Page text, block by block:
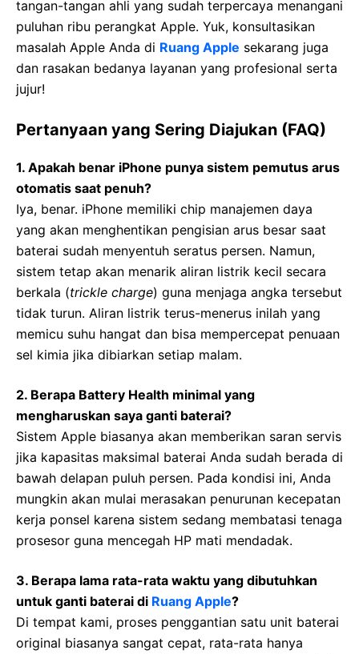
tangan-tangan ahli yang sudah terpercaya menangani
puluhan ribu perangkat Apple. Yuk, konsultasikan
masalah Apple Anda di Ruang Apple sekarang juga
dan rasakan bedanya layanan yang profesional serta
jujur!
Pertanyaan yang Sering Diajukan (FAQ)
1. Apakah benar iPhone punya sistem pemutus arus
otomatis saat penuh?
Iya, benar. iPhone memiliki chip manajemen daya
yang akan menghentikan pengisian arus besar saat
baterai sudah menyentuh seratus persen. Namun,
sistem tetap akan menarik aliran listrik kecil secara
berkala (trickle charge) guna menjaga angka tersebut
tidak turun. Aliran listrik terus-menerus inilah yang
memicu suhu hangat dan bisa mempercepat penuaan
sel kimia jika dibiarkan setiap malam.
2. Berapa Battery Health minimal yang
mengharuskan saya ganti baterai?
Sistem Apple biasanya akan memberikan saran servis
jika kapasitas maksimal baterai Anda sudah berada di
bawah delapan puluh persen. Pada kondisi ini, Anda
mungkin akan mulai merasakan penurunan kecepatan
kerja ponsel karena sistem sedang membatasi tenaga
prosesor guna mencegah HP mati mendadak.
3. Berapa lama rata-rata waktu yang dibutuhkan
untuk ganti baterai di Ruang Apple?
Di tempat kami, proses penggantian satu unit baterai
original biasanya sangat cepat, rata-rata hanya